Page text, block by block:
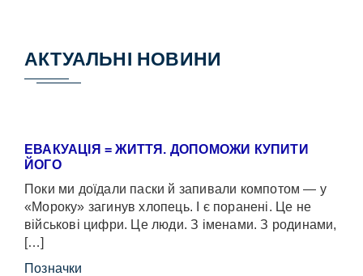
АКТУАЛЬНІ НОВИНИ
ЕВАКУАЦІЯ = ЖИТТЯ. ДОПОМОЖИ КУПИТИ
ЙОГО
Поки ми доїдали паски й запивали компотом — у
«Мороку» загинув хлопець. І є поранені. Це не
військові цифри. Це люди. З іменами. З родинами,
[…]
Позначки